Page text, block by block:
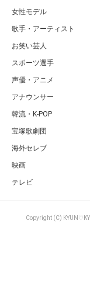
女性モデル
歌手・アーティスト
お笑い芸人
スポーツ選手
声優・アニメ
アナウンサー
韓流・K-POP
宝塚歌劇団
海外セレブ
映画
テレビ
Copyright (C)